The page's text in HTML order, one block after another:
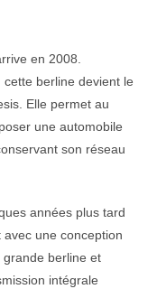
en 2008.
berline devient le
Elle permet au
une automobile
son réseau
années plus tard
une conception
berline et
intégrale